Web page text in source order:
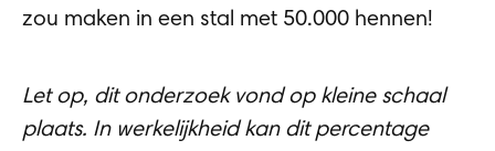
zou maken in een stal met 50.000 hennen!
Let op, dit onderzoek vond op kleine schaal
plaats. In werkelijkheid kan dit percentage